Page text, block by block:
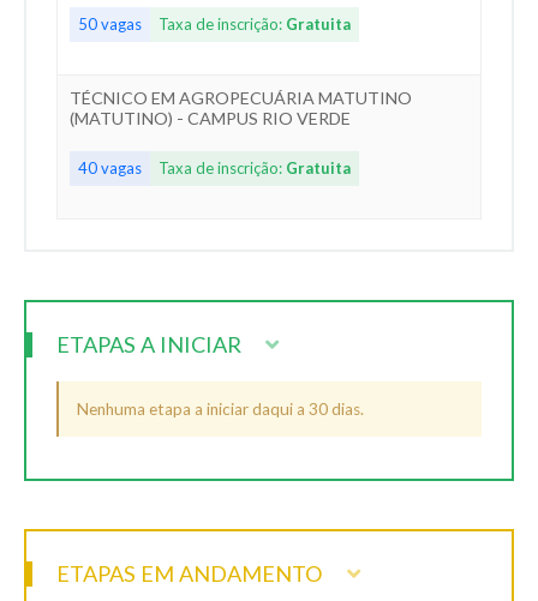
50 vagas Taxa de inscrição: Gratuita
TÉCNICO EM AGROPECUÁRIA MATUTINO
(MATUTINO) - CAMPUS RIO VERDE
40 vagas Taxa de inscrição: Gratuita
ETAPAS A INICIAR
Nenhuma etapa a iniciar daqui a 30 dias.
ETAPAS EM ANDAMENTO